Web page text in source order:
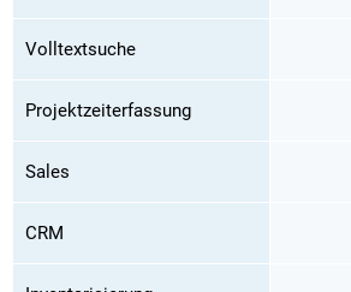
Volltextsuche
Projektzeiterfassung
Sales
CRM